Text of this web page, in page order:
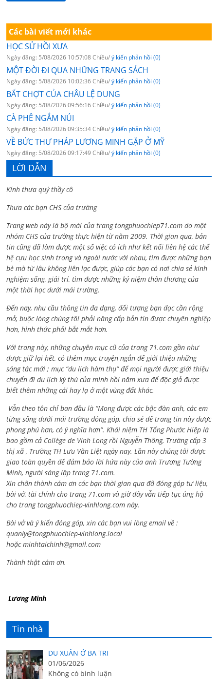
Các bài viết mới khác
HỌC SỬ HỒI XƯA
Ngày đăng: 5/08/2026 10:57:08 Chiều/ý kiến phản hồi (0)
MỘT ĐỜI ĐI QUA NHỮNG TRANG SÁCH
Ngày đăng: 5/08/2026 10:02:36 Chiều/ý kiến phản hồi (0)
BẤT CHỢT CỦA CHÂU LỆ DUNG
Ngày đăng: 5/08/2026 09:56:16 Chiều/ý kiến phản hồi (0)
CÀ PHÊ NGẮM NÚI
Ngày đăng: 5/08/2026 09:35:34 Chiều/ý kiến phản hồi (0)
VỀ BỨC THƯ PHÁP LƯƠNG MINH GẶP Ở MỸ
Ngày đăng: 5/08/2026 09:17:49 Chiều/ý kiến phản hồi (0)
LỜI DẪN
Kính thưa quý thầy cô
Thưa các bạn CHS của trường
Trang web này là bộ mới của trang tongphuochiep71.com do một
nhóm CHS của trường thực hiện từ năm 2009. Thời gian qua, bản
tin cũng đã làm được một số việc có ích như kết nối liên hệ các thế
hệ cựu học sinh trong và ngoài nước với nhau, tìm được những bạn
bè mà từ lâu không liên lạc được, giúp các bạn có nơi chia sẻ kinh
nghiệm sống, giải trí, tìm được những kỷ niệm thân thương của
một thời học dưới mái trường.
Đến nay, nhu cầu thông tin đa dạng, đối tượng bạn đọc cần rộng
mở, buộc lòng chúng tôi phải nâng cấp bản tin được chuyên nghiệp
hơn, hình thức phải bắt mắt hơn.
Với trang này, những chuyên mục cũ của trang 71.com gần như
được giữ lại hết, có thêm mục truyện ngắn để giới thiệu những
sáng tác mới ; mục “du lịch hàm thụ” để mọi người được giới thiệu
chuyến đi du lịch kỳ thú của mình hồi năm xưa để độc giả được
biết thêm những cái hay lạ ở một vùng đất khác.
Vẫn theo tôn chỉ ban đầu là “Mong được các bậc đàn anh, các em
từng sống dưới mái trường đóng góp, chia sẻ để trang tin này được
phong phú hơn, có ý nghĩa hơn”. Khái niệm TH Tống Phước Hiệp là
bao gồm cả Collège de Vinh Long rồi Nguyễn Thông, Trường cấp 3
thị xã , Trường TH Lưu Văn Liệt ngày nay. Lần này chúng tôi được
giao toàn quyền để đảm bảo lời hứa này của anh Trương Tường
Minh, người sáng lập trang 71.com.
Xin chân thành cám ơn các bạn thời gian qua đã đóng góp tư liệu,
bài vở, tài chính cho trang 71.com và giờ đây vẫn tiếp tục ủng hộ
cho trang tongphuochiep-vinhlong.com này.
Bài vở và ý kiến đóng góp, xin các bạn vui lòng email về :
quanly@tongphuochiep-vinhlong.local
hoặcminhtaichinh@gmail.com
Thành thật cám ơn.
Lương Minh
Tin nhà
DU XUÂN Ở BA TRI
01/06/2026
Không có bình luận